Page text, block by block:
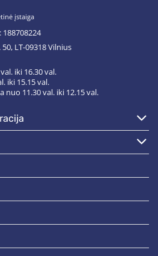
įstaiga
LT-09318 Vilnius
iki 16.30 val.
iki 15.15 val.
nuo 11.30 val. iki 12.15 val.